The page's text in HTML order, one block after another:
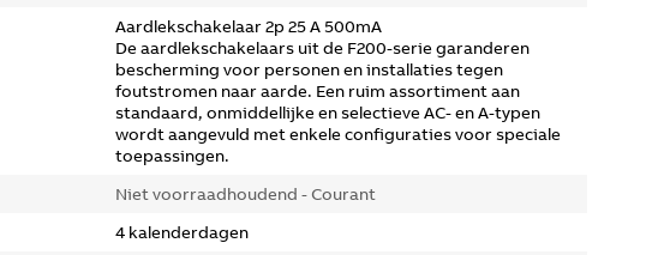
Aardlekschakelaar 2p 25 A 500mA
De aardlekschakelaars uit de F200-serie garanderen
bescherming voor personen en installaties tegen
foutstromen naar aarde. Een ruim assortiment aan
standaard, onmiddellijke en selectieve AC- en A-typen
wordt aangevuld met enkele configuraties voor speciale
toepassingen.
Niet voorraadhoudend - Courant
4 kalenderdagen